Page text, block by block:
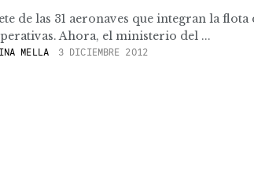
de las 31 aeronaves que integran la
Ahora, el ministerio del ...
MELLA 3 DICIEMBRE 2012